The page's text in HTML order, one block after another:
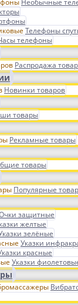
Необычные
Телефоны
телефоны
Распродажа
Новинки товаров
товары
Рекламные товары
товары
Популярные
защитные
желтые
зелёные
Указки
красные
Указки